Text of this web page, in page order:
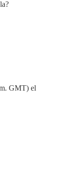
GMT) el